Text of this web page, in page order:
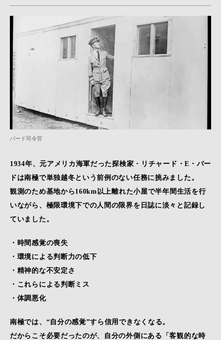
バード司令官
1934年、元アメリカ海軍だった探検家・リチャード・E・バー
ドは南極で単独越冬という前例のない任務に挑みました。
観測のため基地から160km以上離れた小屋で半年間生活を行
いながら、極限環境下での人間の限界を日誌に淡々と記録し
ていました。
・時間感覚の喪失
・環境による判断力の低下
・精神的な不安定さ
・これらによる判断ミス
・体調悪化
南極では、“自分の感覚”すら信用できなくなる。
だからこそ必要だったのが、自分の外側にある「客観的な時